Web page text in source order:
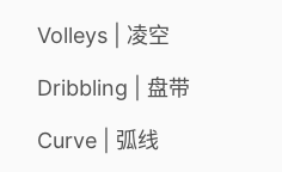
Volleys | 凌空
Dribbling | 盘带
Curve | 弧线